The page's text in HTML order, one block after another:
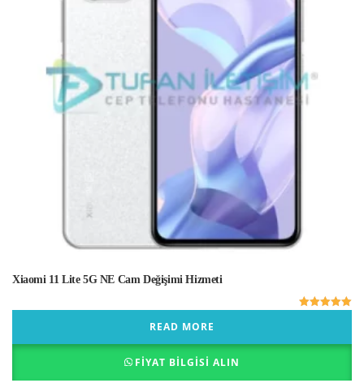
Xiaomi 11 Lite 5G NE Cam Değişimi Hizmeti
READ MORE
FIYAT BILGISI ALIN